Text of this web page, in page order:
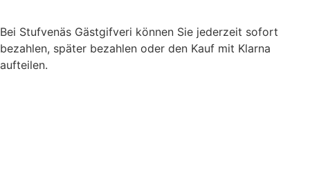
Bei Stufvenäs Gästgifveri können Sie jederzeit sofort
bezahlen, später bezahlen oder den Kauf mit Klarna
aufteilen.